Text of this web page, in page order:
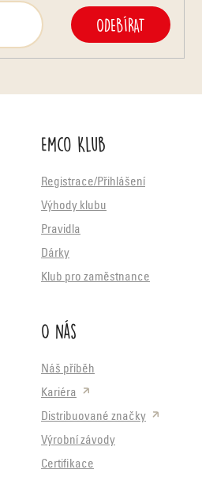
ODEBÍRAT
Emco Klub
Registrace/Přihlášení
Výhody klubu
Pravidla
Dárky
Klub pro zaměstnance
O nás
Náš příběh
Kariéra
Distribuované značky
Výrobní závody
Certifikace